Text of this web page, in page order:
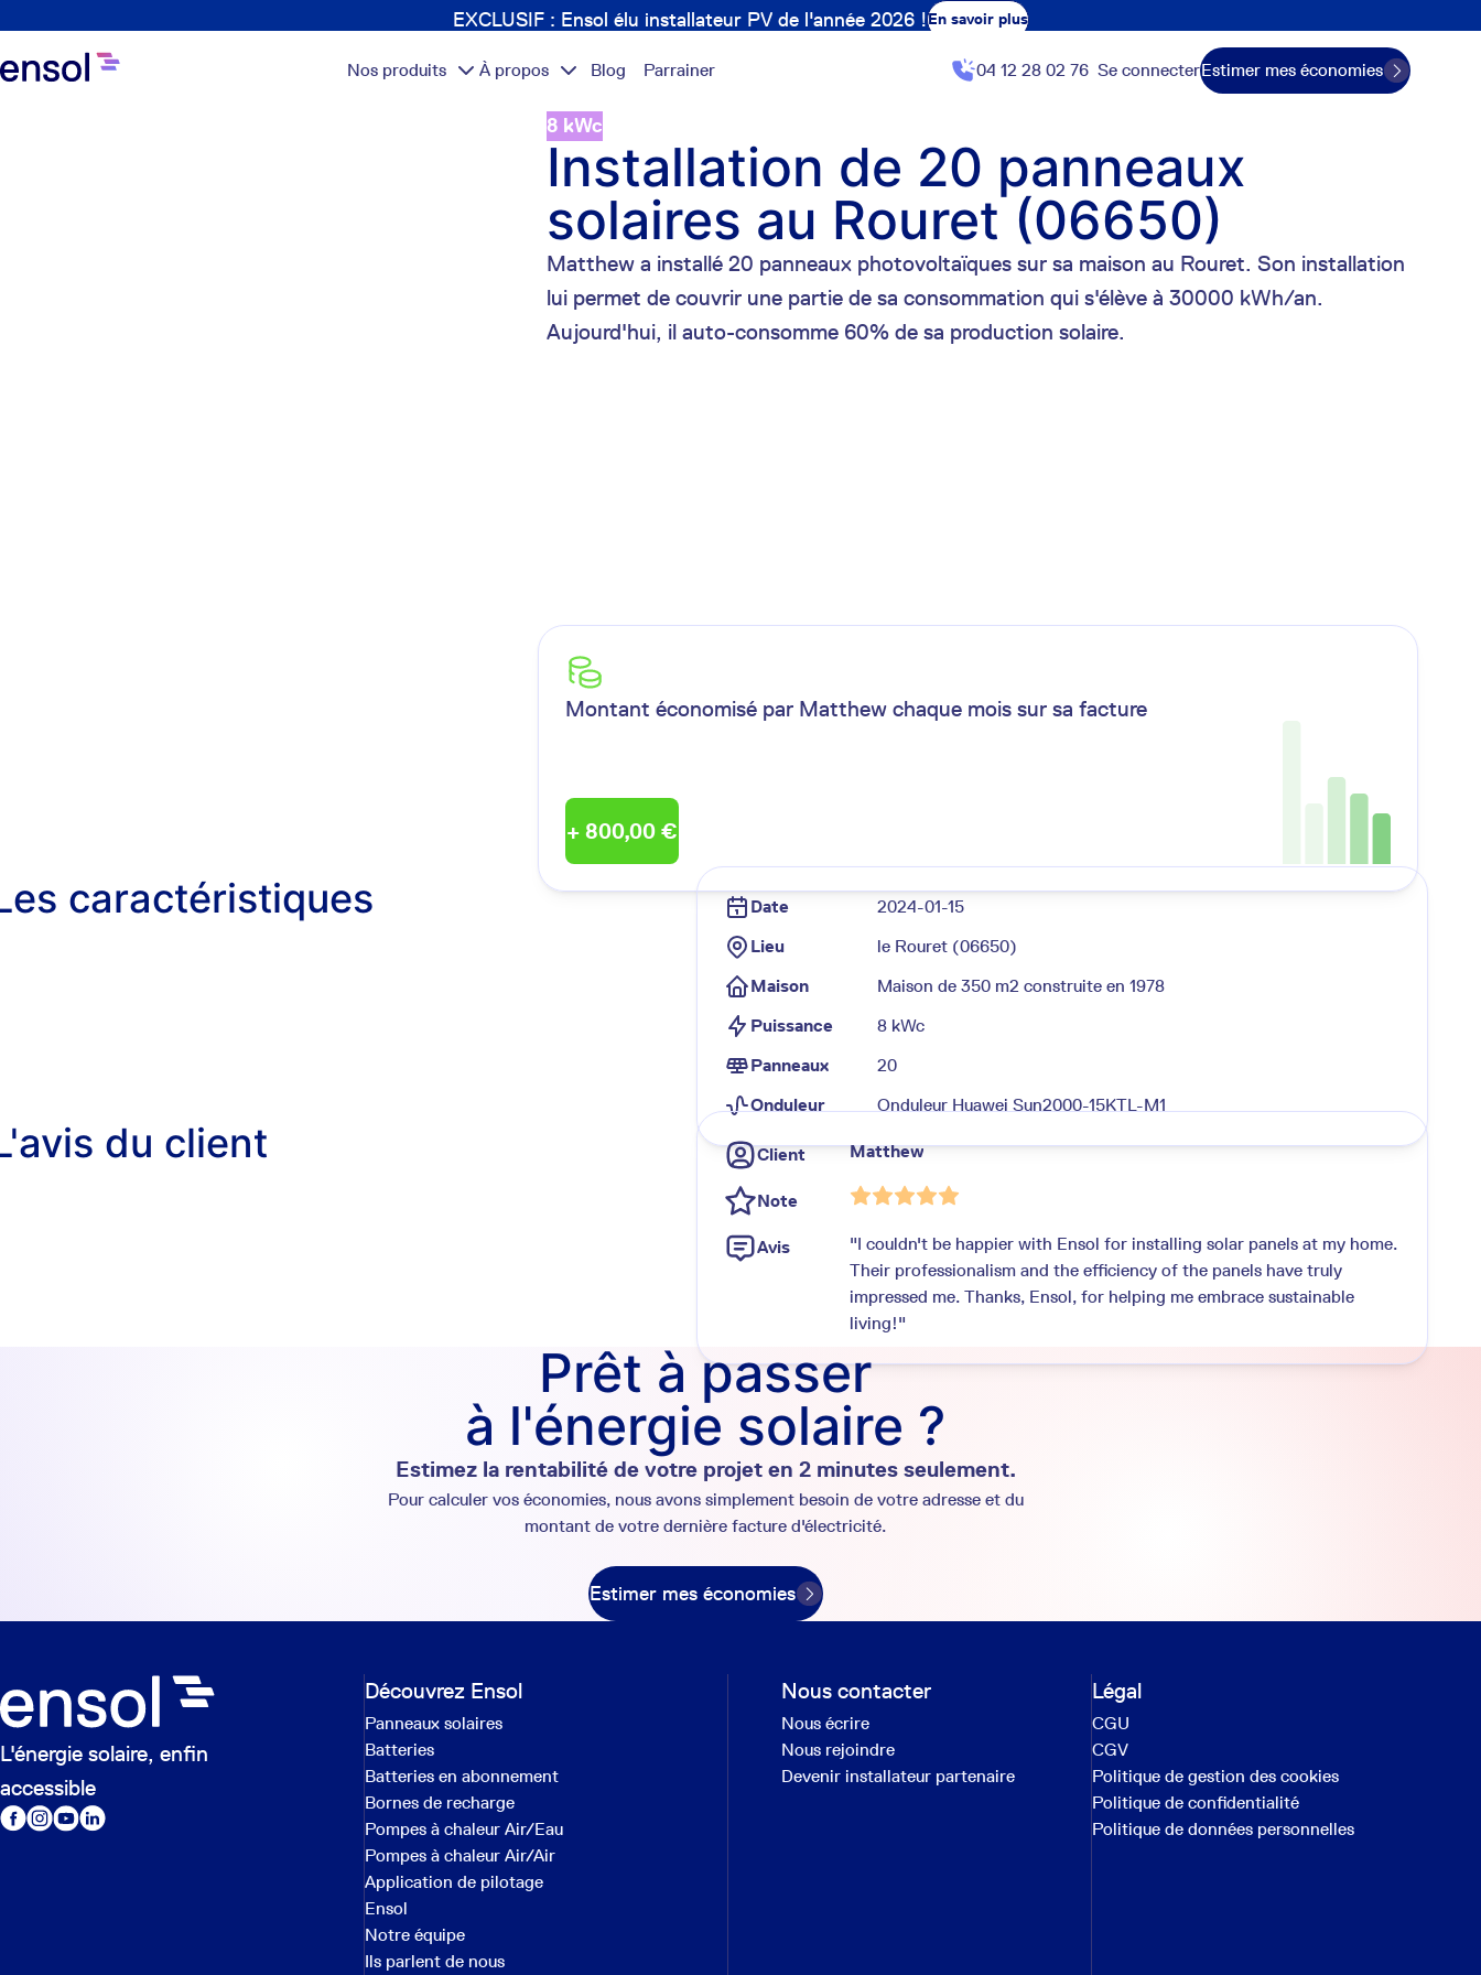
EXCLUSIF : Ensol élu installateur PV de l'année 2026 !En savoir plus
Nos produits À propos Blog Parrainer 04 12 28 02 76 Se connecterEstimer mes économies
8 kWc
Installation de 20 panneaux
solaires au Rouret (06650)
Matthew a installé 20 panneaux photovoltaïques sur sa maison au Rouret. Son installation
lui permet de couvrir une partie de sa consommation qui s'élève à 30000 kWh/an.
Aujourd'hui, il auto-consomme 60% de sa production solaire.
Montant économisé par Matthewchaque mois sur sa facture
+800,00 €
caractéristiques Date
2024-01-15
Lieu
le Rouret (06650)
Maison
Maison de 350 m2 construite en 1978
Puissance
8 kWc
Panneaux
20
Onduleur
Onduleur Huawei Sun2000-15KTL-M1
du client Client Matthew
Note
Avis
"I couldn't be happier with Ensol for installing solar panels at my home.
Their professionalism and the efficiency of the panels have truly
impressed me. Thanks, Ensol, for helping me embrace sustainable
living!"
Prêt à passer
à l'énergie solaire ?
Estimez la rentabilité de votre projet en 2 minutes seulement.
Pour calculer vos économies, nous avons simplement besoin de votre adresse et du
montant de votre dernière facture d'électricité.
Estimer mes économies
L'énergie solaire, enfin
accessible
Découvrez Ensol
Panneaux solaires
Batteries
Batteries en abonnement
Bornes de recharge
Pompes à chaleur Air/Eau
Pompes à chaleur Air/Air
Application de pilotage
Ensol
Notre équipe
Ils parlent de nous
Nous contacter
Nous écrire
Nous rejoindre
Devenir installateur partenaire
Légal
CGU
CGV
Politique de gestion des cookies
Politique de confidentialité
Politique de données personnelles